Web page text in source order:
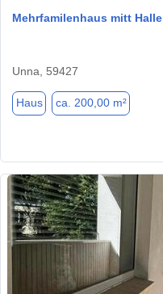
Mehrfamilenhaus mitt Halle
Unna, 59427
Haus ca. 200,00 m²